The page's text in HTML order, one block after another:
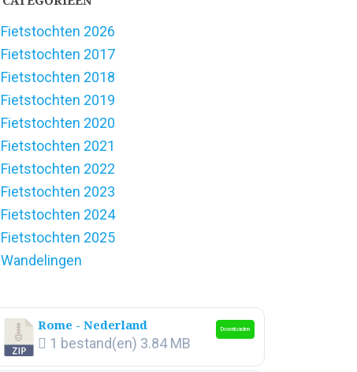
Fietstochten 2026
Fietstochten 2017
Fietstochten 2018
Fietstochten 2019
Fietstochten 2020
Fietstochten 2021
Fietstochten 2022
Fietstochten 2023
Fietstochten 2024
Fietstochten 2025
Wandelingen
Rome - Nederland
1 bestand(en) 3.84 MB
Downloaden